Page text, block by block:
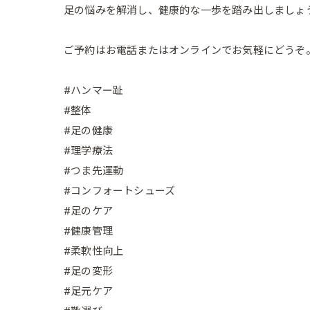
足の悩みを解消し、健康的な一歩を踏み出しましょ
ご予約はお電話またはオンラインでお気軽にどうぞ
#ハンマー趾
#整体
#足の健康
#理学療法
#つま先運動
#コンフォートシューズ
#足のケア
#健康管理
#柔軟性向上
#足の変形
#足元ケア